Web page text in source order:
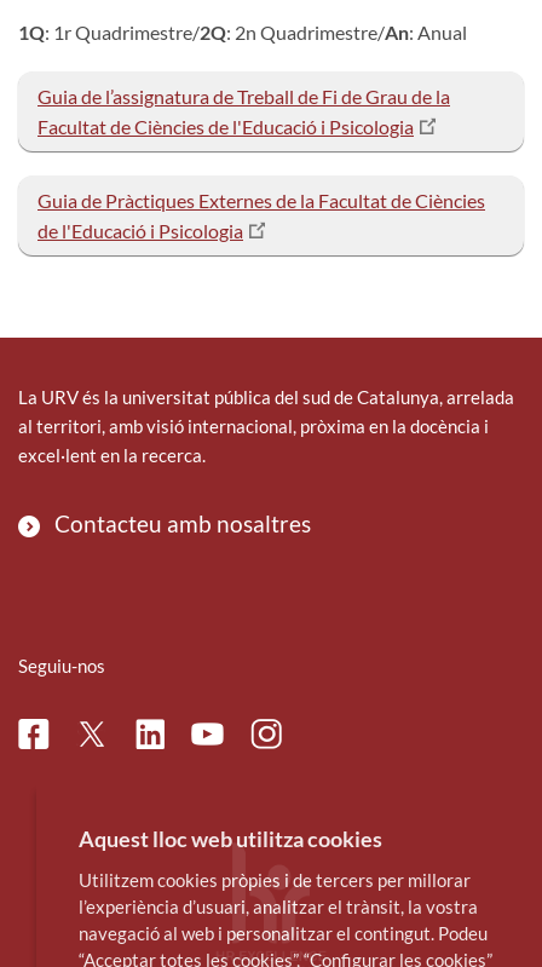
1Q: 1r Quadrimestre/2Q: 2n Quadrimestre/An: Anual
Guia de l’assignatura de Treball de Fi de Grau de la
Facultat de Ciències de l'Educació i Psicologia
Guia de Pràctiques Externes de la Facultat de Ciències
de l'Educació i Psicologia
La URV és la universitat pública del sud de Catalunya, arrelada
al territori, amb visió internacional, pròxima en la docència i
excel·lent en la recerca.
Contacteu amb nosaltres
Seguiu-nos
FacebookTwitterLinkedinYoutubeInstagram
Aquest lloc web utilitza cookies
Utilitzem cookies pròpies i de tercers per millorar
l’experiència d’usuari, analitzar el trànsit, la vostra
navegació al web i personalitzar el contingut. Podeu
“Acceptar totes les cookies”, “Configurar les cookies”